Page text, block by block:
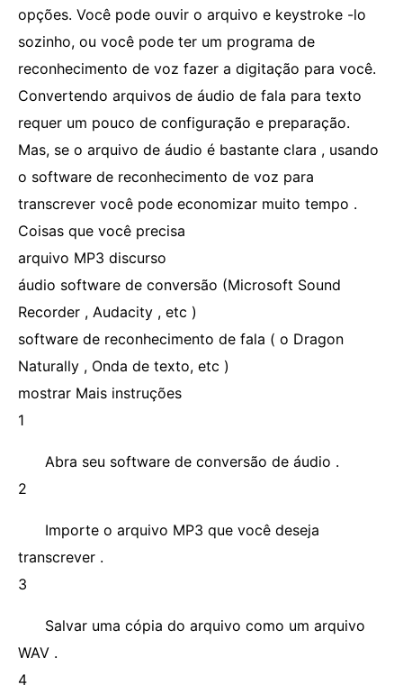
opções. Você pode ouvir o arquivo e keystroke -lo
sozinho, ou você pode ter um programa de
reconhecimento de voz fazer a digitação para você.
Convertendo arquivos de áudio de fala para texto
requer um pouco de configuração e preparação.
Mas, se o arquivo de áudio é bastante clara , usando
o software de reconhecimento de voz para
transcrever você pode economizar muito tempo .
Coisas que você precisa
arquivo MP3 discurso
áudio software de conversão (Microsoft Sound
Recorder , Audacity , etc )
software de reconhecimento de fala ( o Dragon
Naturally , Onda de texto, etc )
mostrar Mais instruções
1
Abra seu software de conversão de áudio .
2
Importe o arquivo MP3 que você deseja
transcrever .
3
Salvar uma cópia do arquivo como um arquivo
WAV .
4